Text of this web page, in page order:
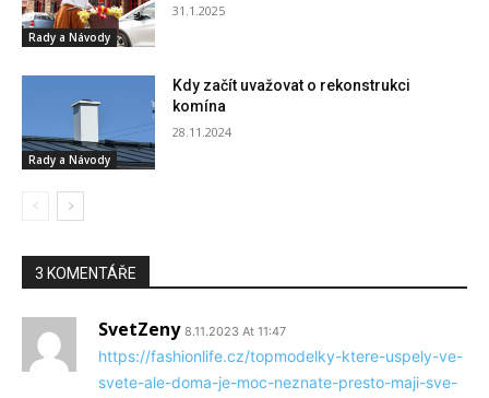
Rady a Návody
31.1.2025
Rady a Návody
Kdy začít uvažovat o rekonstrukci
komína
28.11.2024
3 KOMENTÁŘE
SvetZeny 8.11.2023 At 11:47
https://fashionlife.cz/topmodelky-ktere-uspely-ve-
svete-ale-doma-je-moc-neznate-presto-maji-sve-